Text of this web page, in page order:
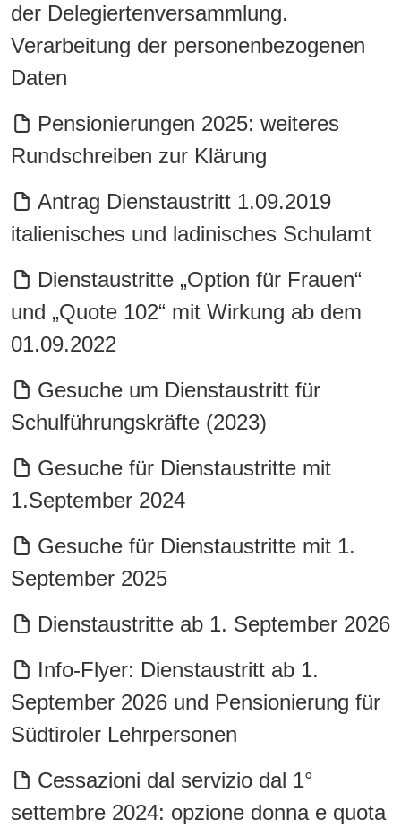
der Delegiertenversammlung.
Verarbeitung der personenbezogenen
Daten
Pensionierungen 2025: weiteres
Rundschreiben zur Klärung
Antrag Dienstaustritt 1.09.2019
italienisches und ladinisches Schulamt
Dienstaustritte „Option für Frauen“
und „Quote 102“ mit Wirkung ab dem
01.09.2022
Gesuche um Dienstaustritt für
Schulführungskräfte (2023)
Gesuche für Dienstaustritte mit
1.September 2024
Gesuche für Dienstaustritte mit 1.
September 2025
Dienstaustritte ab 1. September 2026
Info-Flyer: Dienstaustritt ab 1.
September 2026 und Pensionierung für
Südtiroler Lehrpersonen
Cessazioni dal servizio dal 1°
settembre 2024: opzione donna e quota